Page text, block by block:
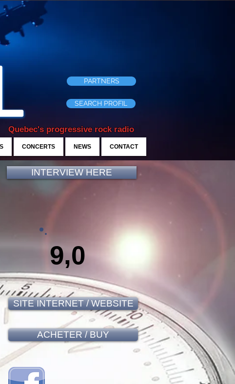
Quebec's progressive rock radio
SEARCH PROFIL
PARTNERS
CONCERTS NEWS CONTACT
INTERVIEW HERE
9,0
SITE INTERNET / WEBSITE
ACHETER / BUY